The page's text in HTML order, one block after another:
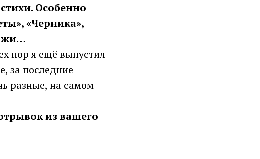
Особенно
«Черника»,
пор я ещё выпустил
за последние
разные, на самом
из вашего